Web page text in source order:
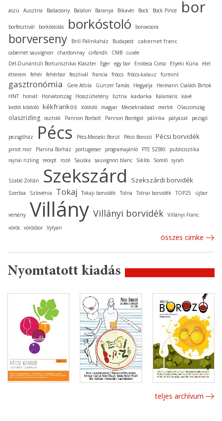
aszú Ausztria Badacsony Balaton Baranya Bikavér Bock Bock Pince bor
borfesztivál borkóstolás borkóstoló borvacsora
borverseny Brill Pálinkaház Budapest cabernet franc
cabernet sauvignon chardonnay cirfandli CMB cuvée
Dél-Dunántúli Borturisztikai Klaszter
Eger egy bor Enoteca Corso Etyeki Kúria
étel
étterem
fehér fehérbor fesztivál francia fröccs fröccs-kalauz furmint
gasztronómia Gere Attila Günzer Tamás Hegyalja
Heimann Családi Birtok
HNT
horvát Horvátország Hosszúhetény Isztria kadarka Kalamáris
kávé
keddi kóstoló kékfrankos kóstoló magyar Mecseknádasd merlot Olaszország
olaszrizling osztrák Pannon Borbolt Pannon Borrégió pálinka pályázat pezsgő
pezsgőház Pécs Pécs-Mecseki Borút Pécsi Borozó Pécsi borvidék
pinot noir Planina Borház portugieser programajánló PTE SZBKI
publicisztika
rajnai rizling
recept rozé Sauska sauvignon blanc Siklós Somló syrah
Szabó Zoltán Szekszárd Szekszárdi borvidék
Szerbia Szlovénia Tokaj Tokaji borvidék Tolna Tolnai borvidék TOP25 újbor
verseny Villány Villányi borvidék Villányi Franc
vörös vörösbor Vylyan
összes cimke
Nyomtatott kiadás
teljes archívum